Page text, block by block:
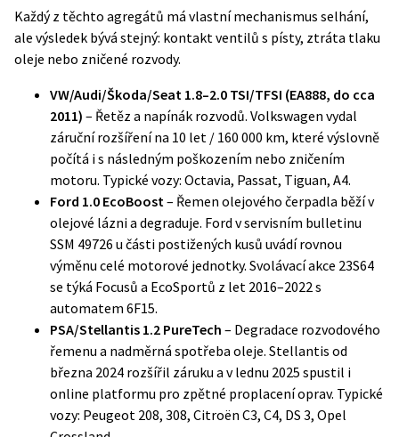
Každý z těchto agregátů má vlastní mechanismus selhání,
ale výsledek bývá stejný: kontakt ventilů s písty, ztráta tlaku
oleje nebo zničené rozvody.
VW/Audi/Škoda/Seat 1.8–2.0 TSI/TFSI (EA888, do cca
2011) – Řetěz a napínák rozvodů. Volkswagen vydal
záruční rozšíření na 10 let / 160 000 km, které výslovně
počítá i s následným poškozením nebo zničením
motoru. Typické vozy: Octavia, Passat, Tiguan, A4.
Ford 1.0 EcoBoost– Řemen olejového čerpadla běží v
olejové lázni a degraduje. Ford vservisním bulletinu
SSM 49726 u části postižených kusů uvádí rovnou
výměnu celé motorové jednotky. Svolávací akce 23S64
se týká Focusů a EcoSportů z let 2016–2022 s
automatem 6F15.
PSA/Stellantis 1.2 PureTech – Degradace rozvodového
řemenu a nadměrná spotřeba oleje. Stellantis od
března 2024 rozšířil záruku a v lednu 2025 spustil i
online platformu pro zpětné proplacení oprav. Typické
vozy: Peugeot 208, 308, Citroën C3, C4, DS 3, Opel